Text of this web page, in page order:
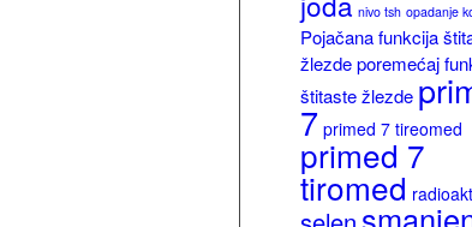
nivo tsh opadanje
Pojačana funkcija
žlezde poremećaj
štitaste žlezde
7 primed 7 tireomed
primed 7
tiromed